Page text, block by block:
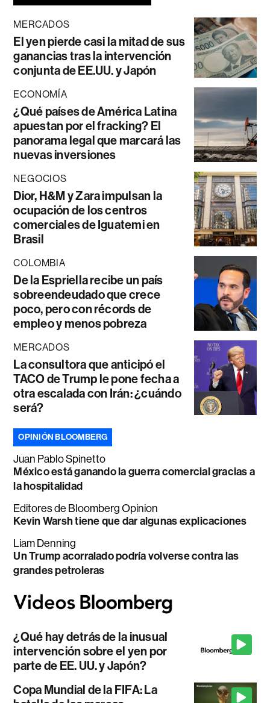
MERCADOS
El yen pierde casi la mitad de sus
ganancias tras la intervención
conjunta de EE.UU. y Japón
ECONOMÍA
¿Qué países de América Latina
apuestan por el fracking? El
panorama legal que marcará las
nuevas inversiones
NEGOCIOS
Dior, H&M y Zara impulsan la
ocupación de los centros
comerciales de Iguatemi en
Brasil
COLOMBIA
De la Espriella recibe un país
sobreendeudado que crece
poco, pero con récords de
empleo y menos pobreza
MERCADOS
La consultora que anticipó el
TACO de Trump le pone fecha a
otra escalada con Irán: ¿cuándo
será?
OPINIÓN BLOOMBERG
Juan Pablo Spinetto
México está ganando la guerra comercial gracias a
la hospitalidad
Editores de Bloomberg Opinion
Kevin Warsh tiene que dar algunas explicaciones
Liam Denning
Un Trump acorralado podría volverse contra las
grandes petroleras
¿Qué hay detrás de la inusual
intervención sobre el yen por
parte de EE. UU. y Japón?
Copa Mundial de la FIFA: La